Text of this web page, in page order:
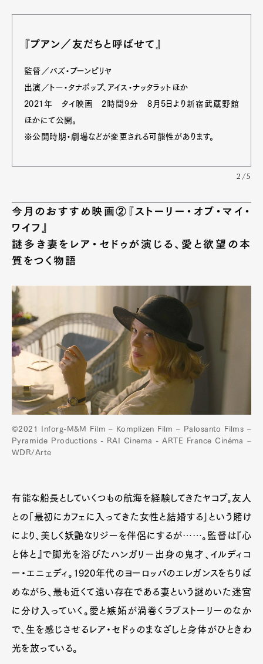
『プアン／友だちと呼ばせて』
監督／バズ・プーンピリヤ
出演／トー・タナポップ、アイス・ナッタラットほか
2021年 タイ映画 2時間9分 8月5日より新宿武蔵野館
ほかにて公開。
※公開時期・劇場などが変更される可能性があります。
2/5
今月のおすすめ映画②『ストーリー・オブ・マイ・
ワイフ』
謎多き妻をレア・セドゥが演じる、愛と欲望の本
質をつく物語
©2021 Inforg-M&M Film – Komplizen Film – Palosanto Films –
Pyramide Productions - RAI Cinema - ARTE France Cinéma –
WDR/Arte
有能な船長としていくつもの航海を経験してきたヤコブ。友人
との「最初にカフェに入ってきた女性と結婚する」という賭け
により、美しく妖艶なリジーを伴侶にするが……。監督は『心
と体と』で脚光を浴びたハンガリー出身の鬼才、イルディコ
ー・エニェディ。1920年代のヨーロッパのエレガンスをちりば
めながら、最も近くて遠い存在である妻という謎めいた迷宮
に分け入っていく。愛と嫉妬が渦巻くラブストーリーのなか
で、生を感じさせるレア・セドゥのまなざしと身体がひときわ
光を放っている。